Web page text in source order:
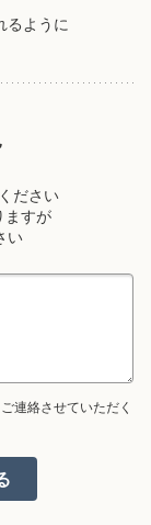
るように
ださい
ますが
い
連絡させていただく